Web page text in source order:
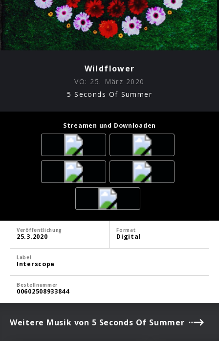
Wildflower
VÖ: 25. März 2020
5 Seconds Of Summer
Streamen und Downloaden
Veröffentlichung
25.3.2020
Format
Digital
Label
Interscope
Bestellnummer
00602508933844
Weitere Musik von 5 Seconds Of Summer